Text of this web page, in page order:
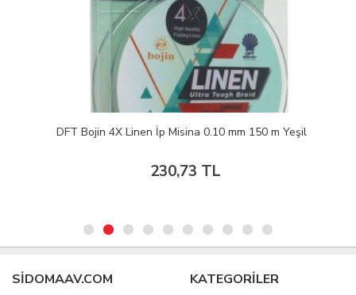
DFT Bojin 4X Linen İp Misina 0.10 mm 150 m Yeşil
230,73 TL
SIDOMAAV.COM KATEGORİLER